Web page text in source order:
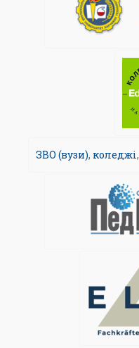
ЗВО (вузи), коледжі,